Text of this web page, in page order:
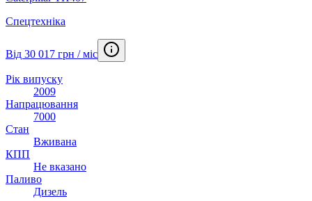
Спецтехніка
Від 30 017 грн / міс
Рік випуску
2009
Напрацювання
7000
Стан
Вживана
КПП
Не вказано
Паливо
Дизель